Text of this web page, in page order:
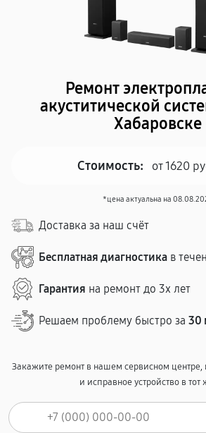
Ремонт
акуститической
Хабаровске
Стоимость: от 1620
*цена актуальна на
Доставка за наш счёт
Бесплатная диагностика в
Гарантия на ремонт до 3х лет
Решаем проблему быстро за 30
Закажите ремонт в нашем сервисном центре,
и исправное устройство в тот